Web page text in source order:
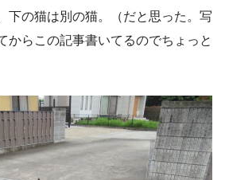
下の猫は別の猫。（だと思った。写
からこの記事書いてるのでちょっと